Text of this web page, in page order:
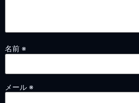
名前 ※
メール ※